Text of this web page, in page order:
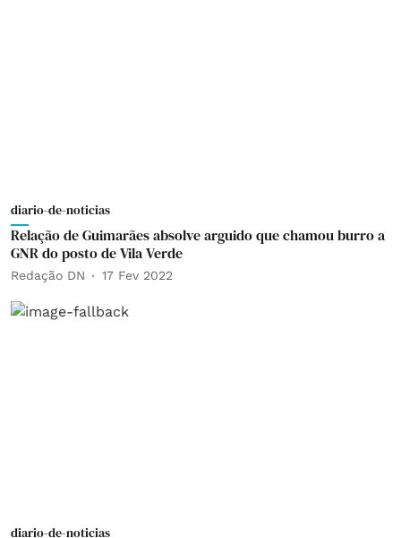
diario-de-noticias
Relação de Guimarães absolve arguido que chamou burro a
GNR do posto de Vila Verde
Redação DN 17 Fev 2022
diario-de-noticias